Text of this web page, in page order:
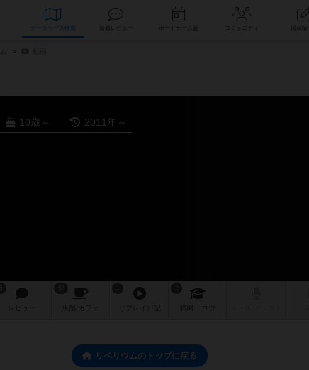
データベース コミュニティ
10歳～ 2011年～
レビュー 店舗/ カフェ 戦略
リベリウムのトップに戻る